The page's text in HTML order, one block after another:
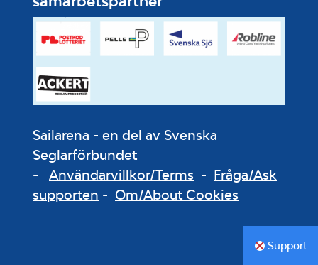
Sailarena - en del av Svenska
Seglarförbundet
- Användarvillkor/Terms - Fråga/Ask
supporten - Om/About Cookies
Support